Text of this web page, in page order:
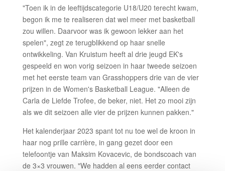
"Toen ik in de leeftijdscategorie U18/U20 terecht kwam,
begon ik me te realiseren dat wel meer met basketball
zou willen. Daarvoor was ik gewoon lekker aan het
spelen", zegt ze terugblikkend op haar snelle
ontwikkeling. Van Kruistum heeft al drie jeugd EK's
gespeeld en won vorig seizoen in haar tweede seizoen
met het eerste team van Grasshoppers drie van de vier
prijzen in de Women's Basketball League. "Alleen de
Carla de Liefde Trofee, de beker, niet. Het zo mooi zijn
als we dit seizoen alle vier de prijzen kunnen pakken."
Het kalenderjaar 2023 spant tot nu toe wel de kroon in
haar nog prille carrière, in gang gezet door een
telefoontje van Maksim Kovacevic, de bondscoach van
de 3×3 vrouwen. "We hadden al eens eerder contact